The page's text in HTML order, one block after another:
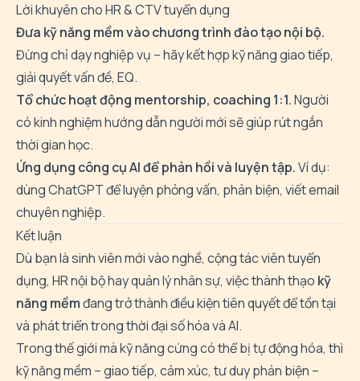
Lời khuyên cho HR & CTV tuyển dụng
Đưa kỹ năng mềm vào chương trình đào tạo nội bộ.
Đừng chỉ dạy nghiệp vụ – hãy kết hợp kỹ năng giao tiếp,
giải quyết vấn đề, EQ.
Tổ chức hoạt động mentorship, coaching 1:1.Người
có kinh nghiệm hướng dẫn người mới sẽ giúp rút ngắn
thời gian học.
Ứng dụng công cụ AI để phản hồi và luyện tập.Ví dụ:
dùng ChatGPT để luyện phỏng vấn, phản biện, viết email
chuyên nghiệp.
Kết luận
Dù bạn là sinh viên mới vào nghề, cộng tác viên tuyển
dụng, HR nội bộ hay quản lý nhân sự, việc thành thạo kỹ
năng mềmđang trở thành điều kiện tiên quyết để tồn tại
và phát triển trong thời đại số hóa và AI.
Trong thế giới mà kỹ năng cứng có thể bị tự động hóa, thì
kỹ năng mềm – giao tiếp, cảm xúc, tư duy phản biện –